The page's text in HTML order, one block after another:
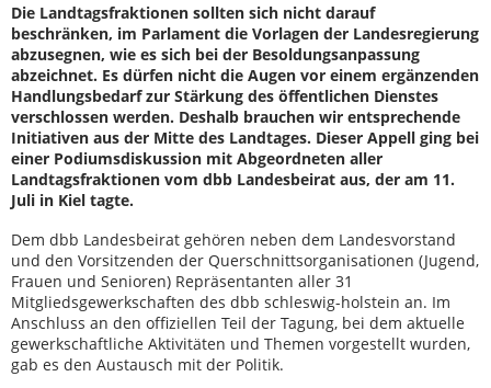
Die Landtagsfraktionen sollten sich nicht darauf
beschränken, im Parlament die Vorlagen der Landesregierung
abzusegnen, wie es sich bei der Besoldungsanpassung
abzeichnet. Es dürfen nicht die Augen vor einem ergänzenden
Handlungsbedarf zur Stärkung des öffentlichen Dienstes
verschlossen werden. Deshalb brauchen wir entsprechende
Initiativen aus der Mitte des Landtages. Dieser Appell ging bei
einer Podiumsdiskussion mit Abgeordneten aller
Landtagsfraktionen vom dbb Landesbeirat aus, der am 11.
Juli in Kiel tagte.
Dem dbb Landesbeirat gehören neben dem Landesvorstand
und den Vorsitzenden der Querschnittsorganisationen (Jugend,
Frauen und Senioren) Repräsentanten aller 31
Mitgliedsgewerkschaften des dbb schleswig-holstein an. Im
Anschluss an den offiziellen Teil der Tagung, bei dem aktuelle
gewerkschaftliche Aktivitäten und Themen vorgestellt wurden,
gab es den Austausch mit der Politik.